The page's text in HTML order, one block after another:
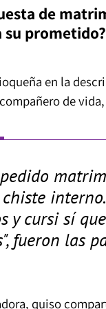
de
prometido?
en la
de
y cursi sí
fueron las
quiso